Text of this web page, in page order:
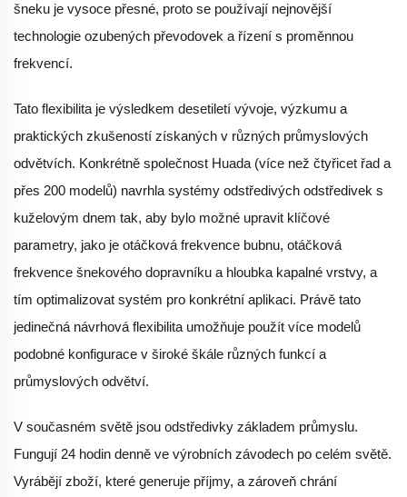
šneku je vysoce přesné, proto se používají nejnovější
technologie ozubených převodovek a řízení s proměnnou
frekvencí.
Tato flexibilita je výsledkem desetiletí vývoje, výzkumu a
praktických zkušeností získaných v různých průmyslových
odvětvích. Konkrétně společnost Huada (více než čtyřicet řad a
přes 200 modelů) navrhla systémy odstředivých odstředivek s
kuželovým dnem tak, aby bylo možné upravit klíčové
parametry, jako je otáčková frekvence bubnu, otáčková
frekvence šnekového dopravníku a hloubka kapalné vrstvy, a
tím optimalizovat systém pro konkrétní aplikaci. Právě tato
jedinečná návrhová flexibilita umožňuje použít více modelů
podobné konfigurace v široké škále různých funkcí a
průmyslových odvětví.
V současném světě jsou odstředivky základem průmyslu.
Fungují 24 hodin denně ve výrobních závodech po celém světě.
Vyrábějí zboží, které generuje příjmy, a zároveň chrání